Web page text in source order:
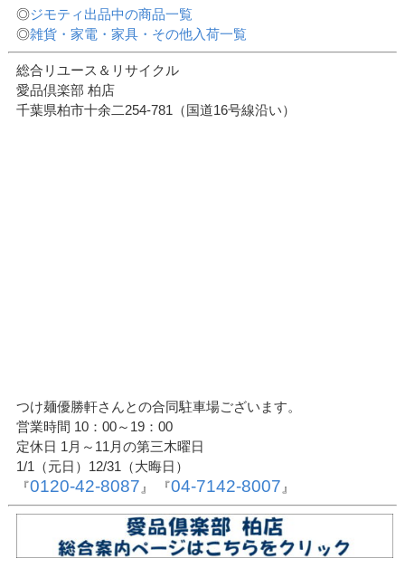
◎ジモティ出品中の商品一覧
◎雑貨・家電・家具・その他入荷一覧
総合リユース＆リサイクル
愛品倶楽部 柏店
千葉県柏市十余二254-781（国道16号線沿い）
つけ麺優勝軒さんとの合同駐車場ございます。
営業時間 10：00～19：00
定休日 1月～11月の第三木曜日
1/1（元日）12/31（大晦日）
『0120-42-8087 』 『04-7142-8007 』